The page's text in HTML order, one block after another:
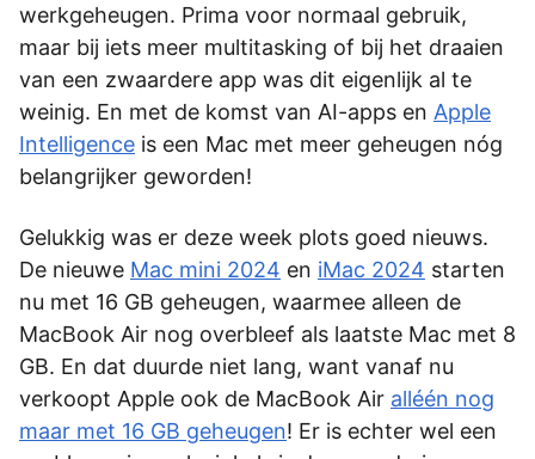
werkgeheugen. Prima voor normaal gebruik,
maar bij iets meer multitasking of bij het draaien
van een zwaardere app was dit eigenlijk al te
weinig. En met de komst van AI-apps en Apple
Intelligence is een Mac met meer geheugen nóg
belangrijker geworden!
Gelukkig was er deze week plots goed nieuws.
De nieuwe Mac mini 2024 en iMac 2024 starten
nu met 16 GB geheugen, waarmee alleen de
MacBook Air nog overbleef als laatste Mac met 8
GB. En dat duurde niet lang, want vanaf nu
verkoopt Apple ook de MacBook Air alléén nog
maar met 16 GB geheugen! Er is echter wel een